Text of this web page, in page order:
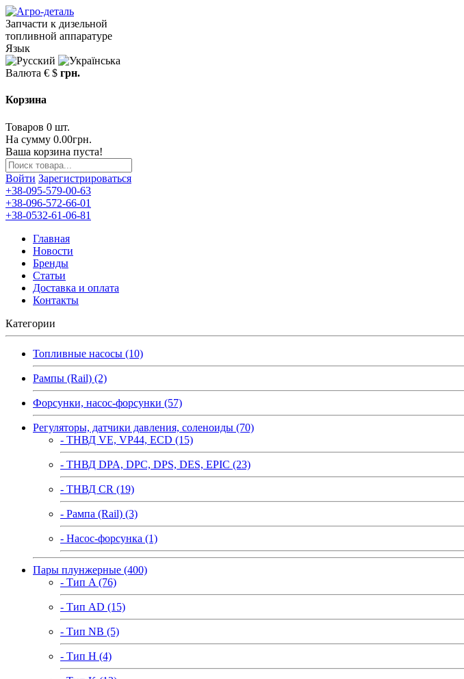
Запчасти к дизельной
топливной аппаратуре
Язык
Валюта € $ грн.
Корзина
Товаров 0 шт.
На сумму 0.00грн.
Ваша корзина пуста!
Войти Зарегистрироваться
+38-095-579-00-63
+38-096-572-66-01
+38-0532-61-06-81
Главная
Новости
Бренды
Статьи
Доставка и оплата
Контакты
Категории
Топливные насосы (10)
Рампы (Rail) (2)
Форсунки, насос-форсунки (57)
Регуляторы, датчики давления, соленоиды (70)
- ТНВД VE, VP44, ECD (15)
- ТНВД DPA, DPC, DPS, DES, EPIC (23)
- ТНВД CR (19)
- Рампа (Rail) (3)
- Насос-форсунка (1)
Пары плунжерные (400)
- Тип A (76)
- Тип AD (15)
- Тип NB (5)
- Тип H (4)